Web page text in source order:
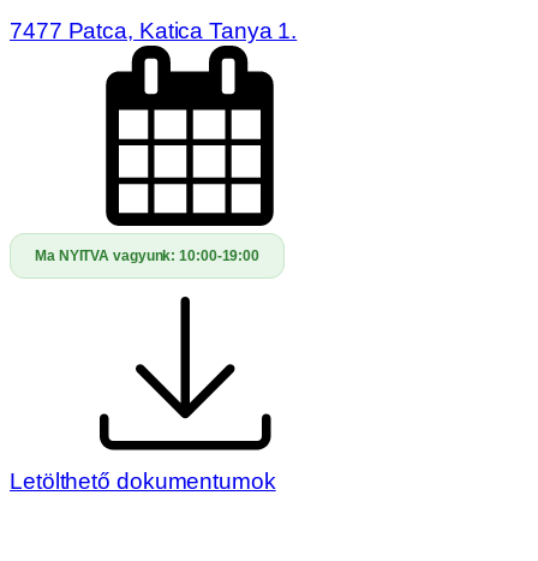
7477 Patca, Katica Tanya 1.
Ma NYITVA vagyunk:10:00-19:00
Letölthető dokumentumok